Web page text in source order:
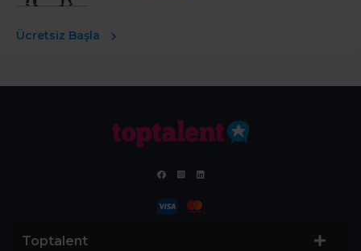
Ücretsiz Başla
Toptalent